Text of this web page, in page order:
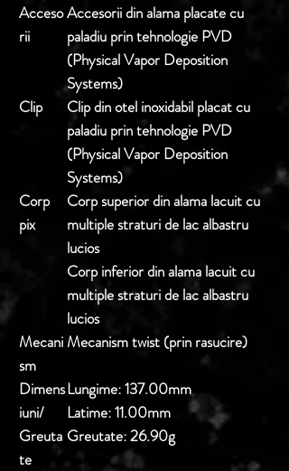
Acceso
rii
Accesorii din alama placate cu
paladiu prin tehnologie PVD
(Physical Vapor Deposition
Systems)
Clip
Clip din otel inoxidabil placat cu
paladiu prin tehnologie PVD
(Physical Vapor Deposition
Systems)
Corp
pix
Corp superior din alama lacuit cu
multiple straturi de lac albastru
lucios
Corp inferior din alama lacuit cu
multiple straturi de lac albastru
lucios
Mecani
sm
Mecanism twist (prin rasucire)
Dimens
iuni/
Greuta
te
Lungime: 137.00mm
Latime: 11.00mm
Greutate: 26.90g